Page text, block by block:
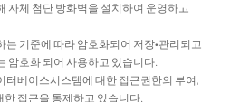
자체 첨단 방화벽을 설치하여 운영하고
기준에 따라 암호화되어 저장•관리되고
암호화 되어 사용하고 있습니다.
터베이스시스템에 대한 접근권한의 부여,
접근을 통제하고 있습니다.